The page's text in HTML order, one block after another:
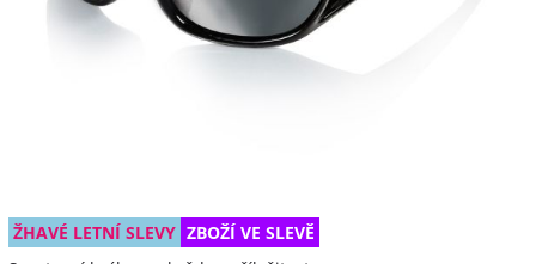
ŽHAVÉ LETNÍ SLEVY ZBOŽÍ VE SLEVĚ